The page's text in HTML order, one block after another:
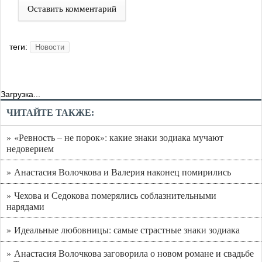
Оставить комментарий
теги: Новости
Загрузка...
ЧИТАЙТЕ ТАКЖЕ:
» «Ревность – не порок»: какие знаки зодиака мучают
недоверием
» Анастасия Волочкова и Валерия наконец помирились
» Чехова и Седокова померялись соблазнительными
нарядами
» Идеальные любовницы: самые страстные знаки зодиака
» Анастасия Волочкова заговорила о новом романе и свадьбе